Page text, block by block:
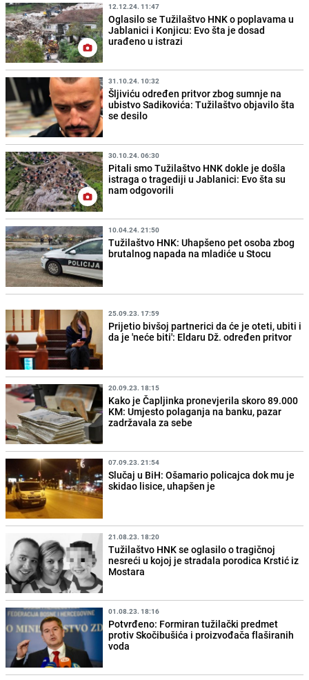
12.12.24. 11:47
Oglasilo se Tužilaštvo HNK o poplavama u
Jablanici i Konjicu: Evo šta je dosad
urađeno u istrazi
31.10.24. 10:32
Šljiviću određen pritvor zbog sumnje na
ubistvo Sadikovića: Tužilaštvo objavilo šta
se desilo
30.10.24. 06:30
Pitali smo Tužilaštvo HNK dokle je došla
istraga o tragediji u Jablanici: Evo šta su
nam odgovorili
10.04.24. 21:50
Tužilaštvo HNK: Uhapšeno pet osoba zbog
brutalnog napada na mladiće u Stocu
25.09.23. 17:59
Prijetio bivšoj partnerici da će je oteti, ubiti i
da je 'neće biti': Eldaru Dž. određen pritvor
20.09.23. 18:15
Kako je Čapljinka pronevjerila skoro 89.000
KM: Umjesto polaganja na banku, pazar
zadržavala za sebe
07.09.23. 21:54
Slučaj u BiH: Ošamario policajca dok mu je
skidao lisice, uhapšen je
21.08.23. 18:20
Tužilaštvo HNK se oglasilo o tragičnoj
nesreći u kojoj je stradala porodica Krstić iz
Mostara
01.08.23. 18:16
Potvrđeno: Formiran tužilački predmet
protiv Skočibušića i proizvođača flaširanih
voda